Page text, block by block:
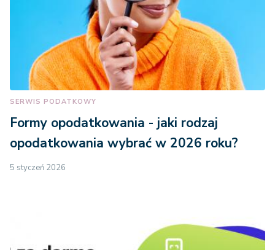
SERWIS PODATKOWY
Formy opodatkowania - jaki rodzaj
opodatkowania wybrać w 2026 roku?
5 styczeń 2026